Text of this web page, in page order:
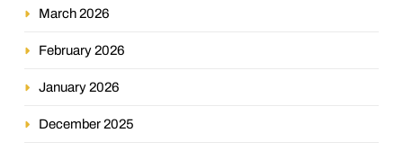
March 2026
February 2026
January 2026
December 2025